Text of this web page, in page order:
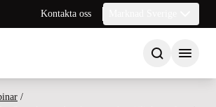
Kontakta oss
/